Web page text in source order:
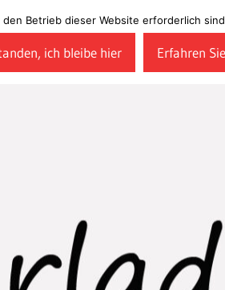
Betrieb dieser Website erforderlich
ich bleibe hier Erfahren